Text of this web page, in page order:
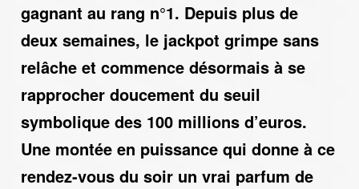
gagnant au rang n°1. Depuis plus de
deux semaines, le jackpot grimpe sans
relâche et commence désormais à se
rapprocher doucement du seuil
symbolique des 100 millions d’euros.
Une montée en puissance qui donne à ce
rendez-vous du soir un vrai parfum de